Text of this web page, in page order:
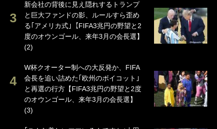
新会社の背後に見え隠れするトランプ
と巨大ファンドの影、ルールすら歪め
る｢アメリカ式｣【FIFA3兆円の野望と2
度のオウンゴール、来年3月の会長選】
(2)
W杯クオーター制への大反発か、FIFA
会長を追い詰めた｢欧州のボイコット｣
と再選の行方【FIFA3兆円の野望と2度
のオウンゴール、来年3月の会長選】
(3)